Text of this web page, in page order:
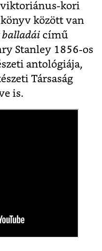
viktoriánus-kori
között van
balladái című
Stanley 1856-os
antológiája,
Társaság
is.